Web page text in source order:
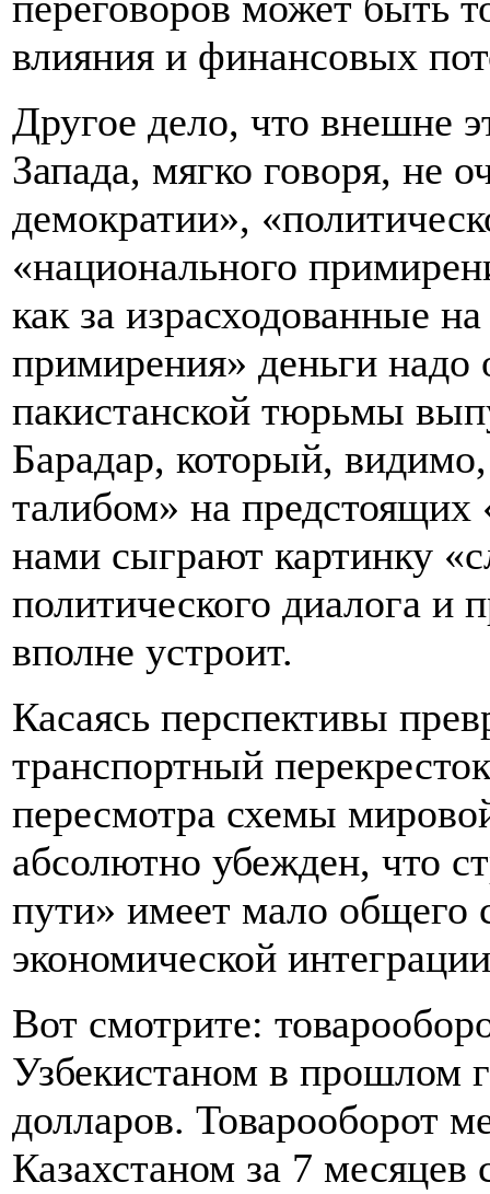
влияния и финансовых
Другое дело, что внешне
Запада, мягко говоря, не
демократии»,
«национального
как за израсходованные
примирения» деньги надо
пакистанской тюрьмы
Барадар, который,
талибом» на
нами сыграют картинку
политического диалога и
вполне устроит.
Касаясь перспективы
транспортный
пересмотра схемы
абсолютно убежден, что
пути» имеет мало общего
экономической
Вот смотрите:
Узбекистаном в прошлом
долларов. Товарооборот
Казахстаном за 7